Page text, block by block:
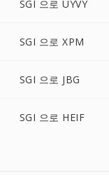
SGI 으로 UYVY
SGI 으로 XPM
SGI 으로 JBG
SGI 으로 HEIF